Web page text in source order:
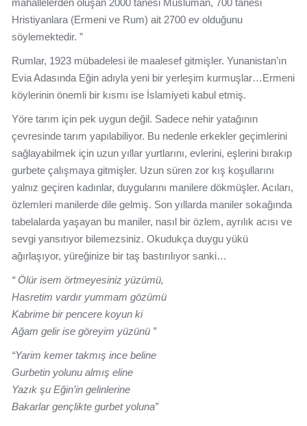
Hristiyanlara (Ermeni ve Rum) ait 2700 ev olduğunu
söylemektedir. ”
Rumlar, 1923 mübadelesi ile maalesef gitmişler. Yunanistan’ın
Evia Adasında Eğin adıyla yeni bir yerleşim kurmuşlar…Ermeni
köylerinin önemli bir kısmı ise İslamiyeti kabul etmiş.
Yöre tarım için pek uygun değil. Sadece nehir yatağının
çevresinde tarım yapılabiliyor. Bu nedenle erkekler geçimlerini
sağlayabilmek için uzun yıllar yurtlarını, evlerini, eşlerini bırakıp
gurbete çalışmaya gitmişler. Uzun süren zor kış koşullarını
yalnız geçiren kadınlar, duygularını manilere dökmüşler. Acıları,
özlemleri manilerde dile gelmiş. Son yıllarda maniler sokağında
tabelalarda yaşayan bu maniler, nasıl bir özlem, ayrılık acısı ve
sevgi yansıtıyor bilemezsiniz. Okudukça duygu yükü
ağırlaşıyor, yüreğinize bir taş bastırılıyor sanki…
“ Ölür isem örtmeyesiniz yüzümü,
Hasretim vardır yummam gözümü
Kabrime bir pencere koyun ki
Ağam gelir ise göreyim yüzünü ”
“Yarim kemer takmış ince beline
Gurbetin yolunu almış eline
Yazık şu Eğin’in gelinlerine
Bakarlar gençlikte gurbet yoluna”